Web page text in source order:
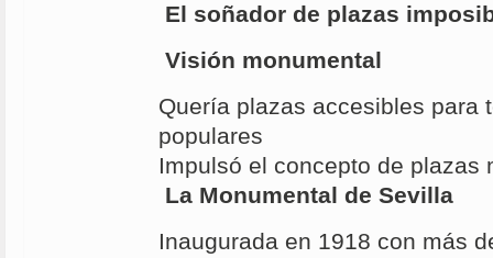
El soñador de plazas
Visión monumental
Quería plazas accesibles para
populares
Impulsó el concepto de plazas
La Monumental de Sevilla
Inaugurada en 1918 con más